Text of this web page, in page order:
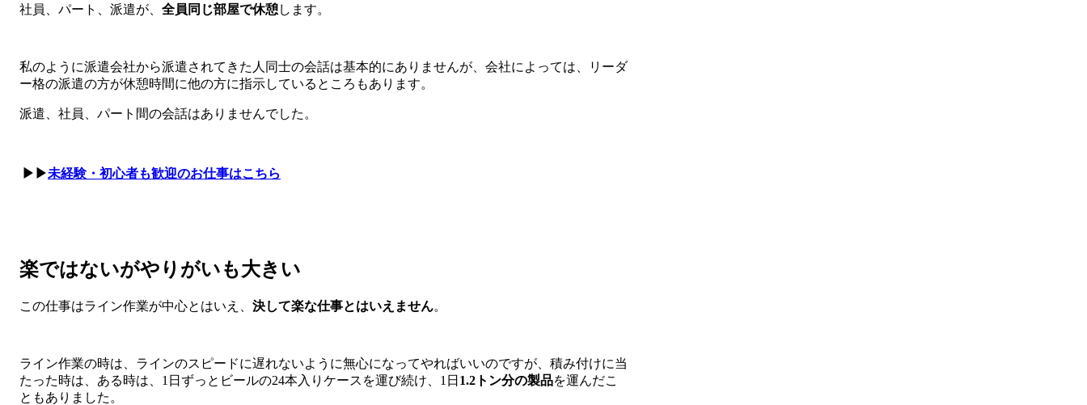
社員、パート、派遣が、 全員同じ部屋で休憩します。
私のように派遣会社から派遣されてきた人同士の会話は基本的にありませんが、会社によっては、リーダ
ー格の派遣の方が休憩時間に他の方に指示しているところもあります。
派遣、社員、パート間の会話はありませんでした。
▶▶未経験・初心者も歓迎のお仕事はこちら
楽ではないがやりがいも大きい
この仕事はライン作業が中心とはいえ、 決して楽な仕事とはいえません。
ライン作業の時は、ラインのスピードに遅れないように無心になってやればいいのですが、積み付けに当
たった時は、ある時は、1日ずっとビールの24本入りケースを運び続け、1日 1.2トン分の製品を運んだこ
ともありました。